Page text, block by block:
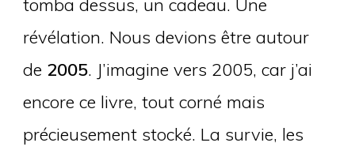
révélation. Nous devions être autour
de 2005. J’imagine vers 2005, car j’ai
encore ce livre, tout corné mais
précieusement stocké. La survie, les